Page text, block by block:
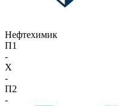
Нефтехимик
П1
-
X
-
П2
-